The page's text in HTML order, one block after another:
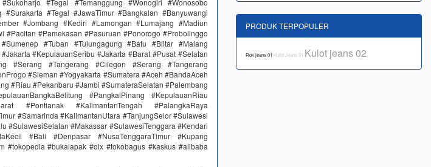
#Tegal #Temanggung #Wonogiri #Wonosobo
#Tegal #JawaTimur #Bangkalan #Banyuwangi
#Jombang #Kediri #Lamongan #Lumajang #Madiun
#Pacitan #Pamekasan #Pasuruan #Ponorogo #Probolinggo
#Tuban #Tulungagung #Batu #Blitar #Malang
#KepulauanSeribu #Jakarta #Barat #Pusat #Selatan
#Serang #Tangerang #Cilegon #Serang #Tangerang
#Sleman #Yogyakarta #Sumatera #Aceh #BandaAceh
#Riau #Pekanbaru #Jambi #SumateraSelatan #Palembang
#PangkalPinang #KepulauanRiau
#Pontianak #KalimantanTengah #PalangkaRaya
#Samarinda #KalimantanUtara #TanjungSelor #Sulawesi
#SulawesiSelatan #Makassar #SulawesiTenggara #Kendari
#Bali #Denpasar #NusaTenggaraTimur #Kupang
#tokopedia #bukalapak #olx #tokobagus #kaskus #alibaba
PRODUK TERPOPULER
Rok jeans 01 Kulot Jeans 01 Kulot jeans 02